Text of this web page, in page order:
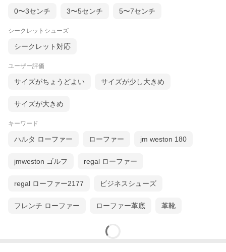
0〜3センチ 3〜5センチ 5〜7センチ
シークレットシューズ
シークレット対応
ユーザー評価
サイズがちょうどよい サイズが少し大きめ
サイズが大きめ
キーワード
ハルタ ローファー ローファー jm weston 180
jmweston ゴルフ regal ローファー
regal ローファー2177 ビジネスシューズ
フレンチ ローファー ローファー革底 革靴